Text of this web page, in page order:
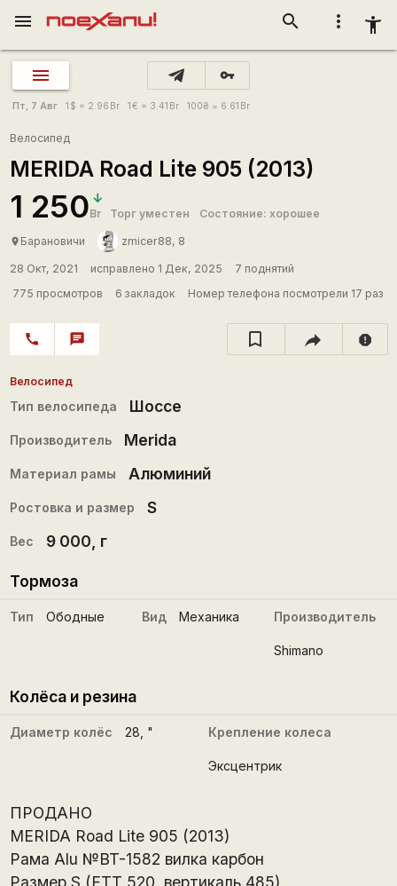
more_vert accessibility_new
search
menu
vpn_key
Пт, 7 Авг 1 $ = 2.96 Br 1€ = 3.41 Br 100₴ = 6.61 Br
Велосипед
MERIDA Road Lite 905 (2013)
1 250Br Торг уместен Состояние: хорошее
place Барановичи zmicer88, 8
28 Окт, 2021 исправлено 1 Дек, 2025
7 поднятий
775 просмотров
6 закладок Номер телефона посмотрели 17 раз
call chat report
Велосипед
Тип велосипеда Шоссе
Производитель Merida
Материал рамы Алюминий
Ростовка и размер S
Вес 9 000 , г
Тормоза
Тип Ободные Вид Механика Производитель
Shimano
Колёса и резина
Диаметр колёс 28 , " Крепление колеса
Эксцентрик
ПРОДАНО
MERIDA Road Lite 905 (2013)
Рама Alu №BT-1582 вилка карбон
Размер S (ETT 520, вертикаль 485)